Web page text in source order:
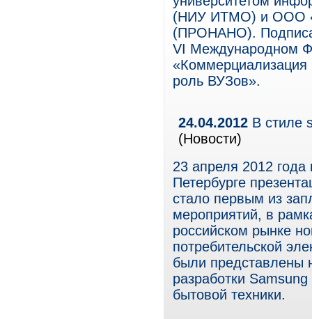
(НИУ ИТМО) и ООО
(ПРОНАНО).
VI Международном
«Коммерциализация
роль ВУЗов».
24.04.2012 В стиле
(Новости)
23 апреля 2012
Петербурге
стало первым из
мероприятий, в
российском рынке
потребительской
были представлены
разработки
бытовой техники.